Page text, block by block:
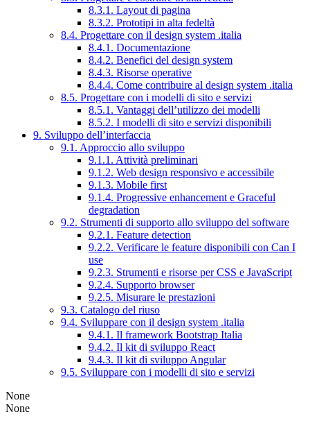
8.3.1. Layout di pagina
8.3.2. Prototipi in alta fedeltà
8.4. Progettare con il design system .italia
8.4.1. Documentazione
8.4.2. Benefici del design system
8.4.3. Risorse operative
8.4.4. Come contribuire al design system .italia
8.5. Progettare con i modelli di sito e servizi
8.5.1. Vantaggi dell’utilizzo dei modelli
8.5.2. I modelli di sito e servizi disponibili
9. Sviluppo dell’interfaccia
9.1. Approccio allo sviluppo
9.1.1. Attività preliminari
9.1.2. Web design responsivo e accessibile
9.1.3. Mobile first
9.1.4. Progressive enhancement e Graceful
degradation
9.2. Strumenti di supporto allo sviluppo del software
9.2.1. Feature detection
9.2.2. Verificare le feature disponibili con Can I
use
9.2.3. Strumenti e risorse per CSS e JavaScript
9.2.4. Supporto browser
9.2.5. Misurare le prestazioni
9.3. Catalogo del riuso
9.4. Sviluppare con il design system .italia
9.4.1. Il framework Bootstrap Italia
9.4.2. Il kit di sviluppo React
9.4.3. Il kit di sviluppo Angular
9.5. Sviluppare con i modelli di sito e servizi
None
None